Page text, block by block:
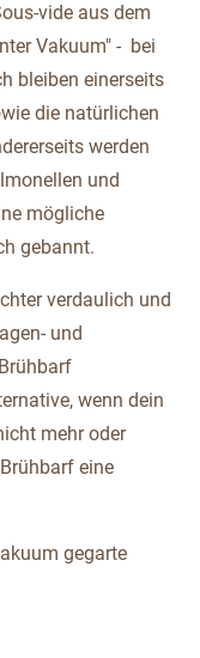
vide aus dem
Vakuum" - bei
bleiben einerseits
die natürlichen
werden
und
mögliche
gebannt.
verdaulich und
und
wenn dein
mehr oder
eine
gegarte